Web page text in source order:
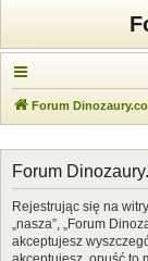
Forum
Forum
Rejestrując się na
„nasza”, „Forum
akceptujesz